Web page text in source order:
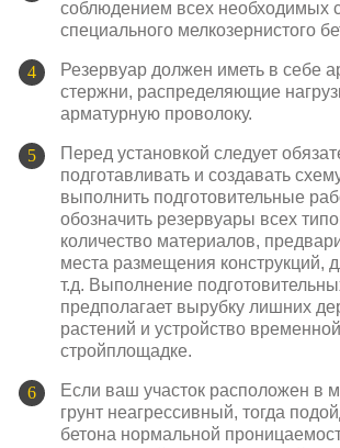
соблюдением всех необходимых
специального мелкозернистого
Резервуар должен иметь в себе
стержни, распределяющие
арматурную проволоку.
Перед установкой следует
подготавливать и создавать
выполнить подготовительные
обозначить резервуары всех
количество материалов,
места размещения конструкций,
т.д. Выполнение
предполагает вырубку лишних
растений и устройство
стройплощадке.
Если ваш участок расположен в
грунт неагрессивный, тогда
бетона нормальной